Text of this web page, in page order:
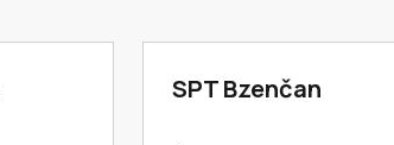
SPT Bzenčan